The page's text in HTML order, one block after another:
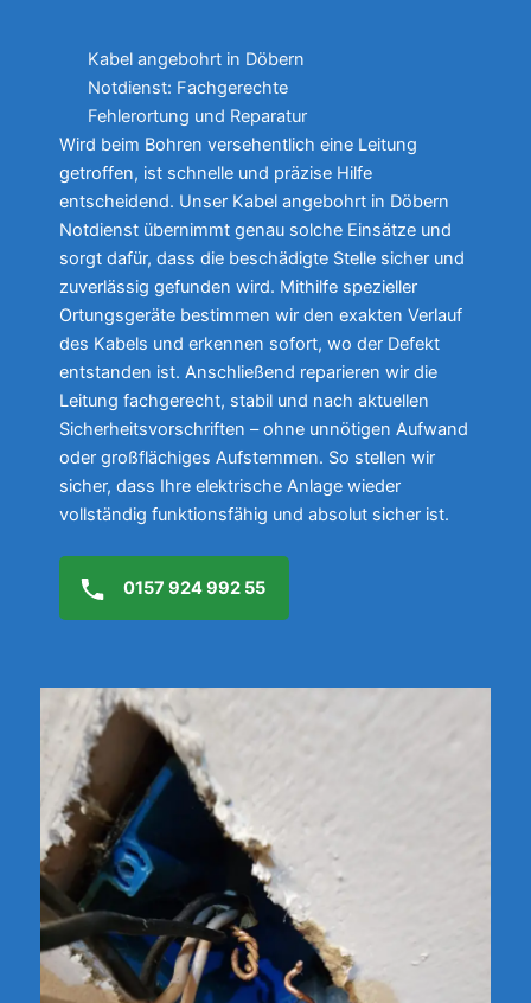
Kabel angebohrt in Döbern
Notdienst: Fachgerechte
Fehlerortung und Reparatur
Wird beim Bohren versehentlich eine Leitung
getroffen, ist schnelle und präzise Hilfe
entscheidend. Unser Kabel angebohrt in Döbern
Notdienst übernimmt genau solche Einsätze und
sorgt dafür, dass die beschädigte Stelle sicher und
zuverlässig gefunden wird. Mithilfe spezieller
Ortungsgeräte bestimmen wir den exakten Verlauf
des Kabels und erkennen sofort, wo der Defekt
entstanden ist. Anschließend reparieren wir die
Leitung fachgerecht, stabil und nach aktuellen
Sicherheitsvorschriften – ohne unnötigen Aufwand
oder großflächiges Aufstemmen. So stellen wir
sicher, dass Ihre elektrische Anlage wieder
vollständig funktionsfähig und absolut sicher ist.
0157 924 992 55